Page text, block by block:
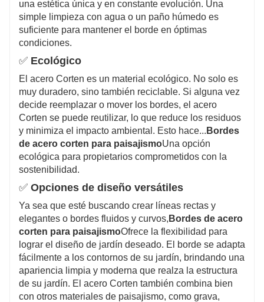
una estética única y en constante evolución. Una
simple limpieza con agua o un paño húmedo es
suficiente para mantener el borde en óptimas
condiciones.
✅ Ecológico
El acero Corten es un material ecológico. No solo es
muy duradero, sino también reciclable. Si alguna vez
decide reemplazar o mover los bordes, el acero
Corten se puede reutilizar, lo que reduce los residuos
y minimiza el impacto ambiental. Esto hace... Bordes
de acero corten para paisajismoUna opción
ecológica para propietarios comprometidos con la
sostenibilidad.
✅ Opciones de diseño versátiles
Ya sea que esté buscando crear líneas rectas y
elegantes o bordes fluidos y curvos, Bordes de acero
corten para paisajismoOfrece la flexibilidad para
lograr el diseño de jardín deseado. El borde se adapta
fácilmente a los contornos de su jardín, brindando una
apariencia limpia y moderna que realza la estructura
de su jardín. El acero Corten también combina bien
con otros materiales de paisajismo, como grava,